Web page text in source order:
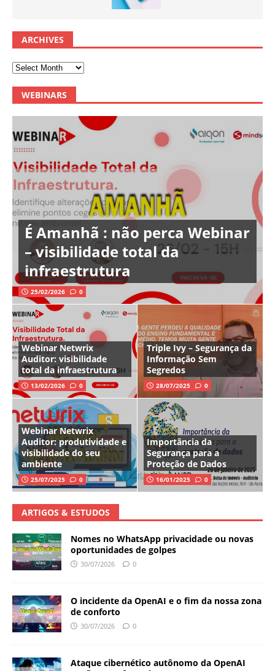
ARCHIVES
WEBINARS
É Amanhã : não perca Webinar
– visibilidade total da
infraestrutura
25/02/2026 0
Webinar Netwrix
Auditor: visibilidade
total da infraestrutura
13/02/2026 0
Triple Ivy – Segurança da
Informação Sem
Segredos
28/07/2025 0
Webinar Netwrix
Auditor: produtividade e
visibilidade do seu
ambiente
25/07/2025 0
Importância da
Segurança para a
Proteção de Dados
16/01/2025 0
ARTIGOS & ESTUDOS
Nomes no WhatsApp privacidade ou novas
oportunidades de golpes
30/07/2026 0
O incidente da OpenAI e o fim da nossa zona
de conforto
30/07/2026 0
Ataque cibernético autônomo da OpenAI